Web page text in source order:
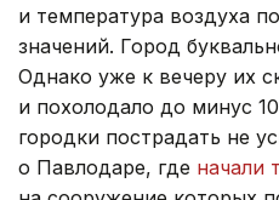
и температура воздуха
значений. Город
Однако уже к вечеру их
и похолодало до минус
городки пострадать не
о Павлодаре, где начали